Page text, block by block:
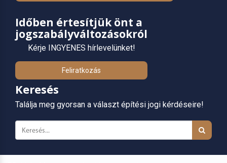
Időben értesítjük önt a
jogszabályváltozásokról
Kérje INGYENES hírlevelünket!
Feliratkozás
Keresés
Találja meg gyorsan a választ építési jogi kérdéseire!